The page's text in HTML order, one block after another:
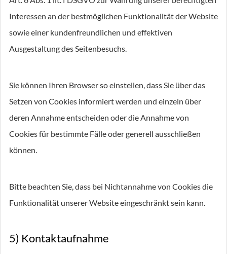
Interessen an der bestmöglichen Funktionalität der Website
sowie einer kundenfreundlichen und effektiven
Ausgestaltung des Seitenbesuchs.
Sie können Ihren Browser so einstellen, dass Sie über das
Setzen von Cookies informiert werden und einzeln über
deren Annahme entscheiden oder die Annahme von
Cookies für bestimmte Fälle oder generell ausschließen
können.
Bitte beachten Sie, dass bei Nichtannahme von Cookies die
Funktionalität unserer Website eingeschränkt sein kann.
5) Kontaktaufnahme